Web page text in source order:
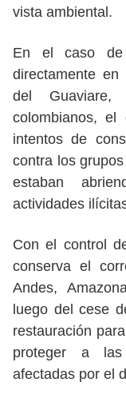
vista ambiental.
En el caso de
directamente
del Guaviare,
colombianos, el
intentos de
contra los
estaban
actividades
Con el control
conserva el
Andes,
luego del cese
restauración
proteger a
afectadas por el